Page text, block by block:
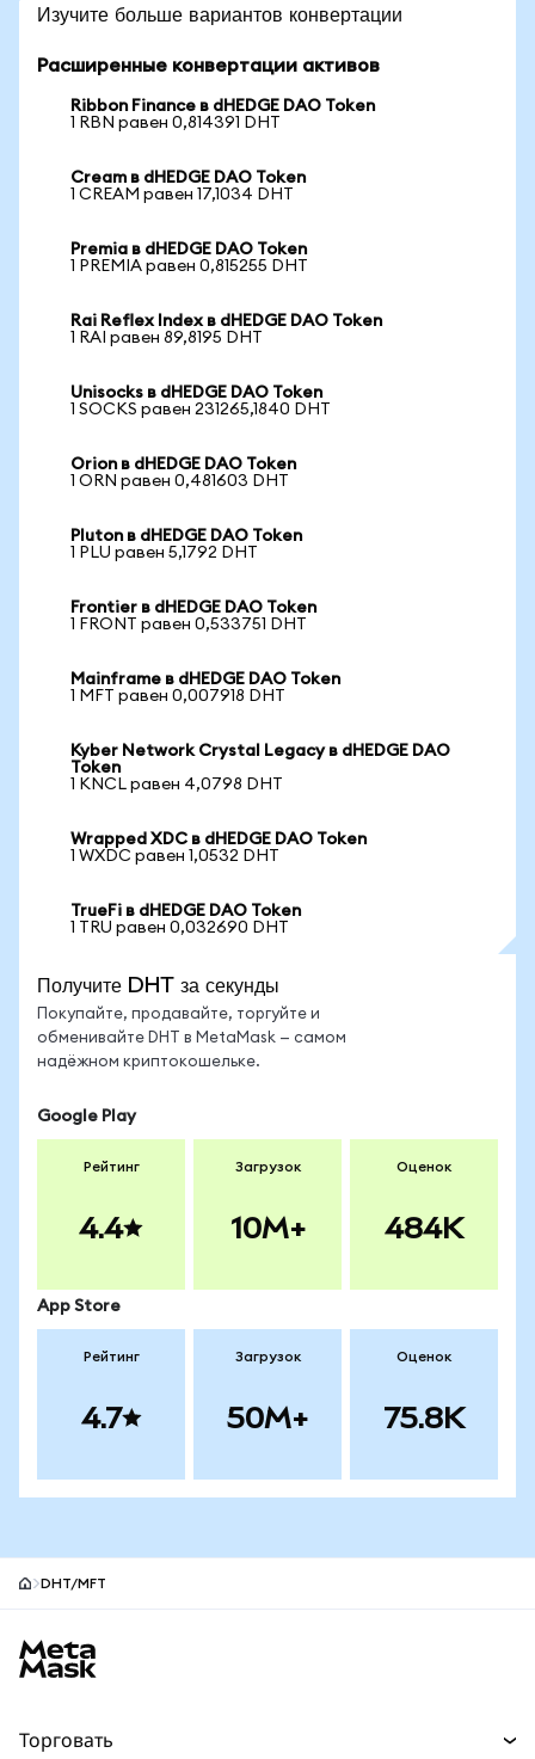
Изучите больше вариантов конвертации
Расширенные конвертации активов
Ribbon Finance в dHEDGE DAO Token
1 RBN равен 0,814391 DHT
Cream в dHEDGE DAO Token
1 CREAM равен 17,1034 DHT
Premia в dHEDGE DAO Token
1 PREMIA равен 0,815255 DHT
Rai Reflex Index в dHEDGE DAO Token
1 RAI равен 89,8195 DHT
Unisocks в dHEDGE DAO Token
1 SOCKS равен 231265,1840 DHT
Orion в dHEDGE DAO Token
1 ORN равен 0,481603 DHT
Pluton в dHEDGE DAO Token
1 PLU равен 5,1792 DHT
Frontier в dHEDGE DAO Token
1 FRONT равен 0,533751 DHT
Mainframe в dHEDGE DAO Token
1 MFT равен 0,007918 DHT
Kyber Network Crystal Legacy в dHEDGE DAO
Token
1 KNCL равен 4,0798 DHT
Wrapped XDC в dHEDGE DAO Token
1 WXDC равен 1,0532 DHT
TrueFi в dHEDGE DAO Token
1 TRU равен 0,032690 DHT
Получите DHT за секунды
Покупайте, продавайте, торгуйте и
обменивайте DHT в MetaMask — самом
надёжном криптокошельке.
Google Play
Рейтинг
4.4
Загрузок
10M+
Оценок
484K
App Store
Рейтинг
4.7
Загрузок
50M+
Оценок
75.8K
DHT/MFT
Торговать